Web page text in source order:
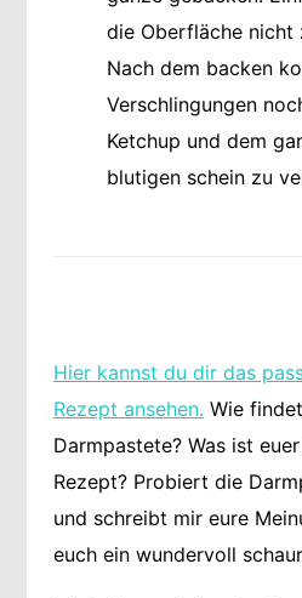
die Oberfläche nicht
Nach dem backen
Verschlingungen
Ketchup und dem
blutigen schein zu
Hier kannst du dir das
Rezept ansehen. Wie
Darmpastete? Was ist
Rezept? Probiert die
und schreibt mir eure
euch ein wundervoll